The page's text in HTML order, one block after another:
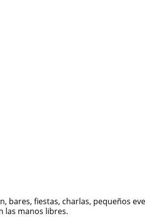
bares, fiestas, charlas, pequeños
las manos libres.